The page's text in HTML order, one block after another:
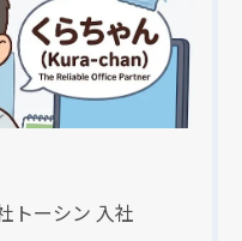
トーシン 入社